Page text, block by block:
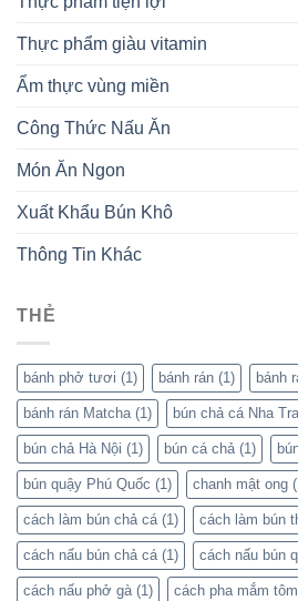
Thực phẩm giàu vitamin
Ẩm thực vùng miền
Công Thức Nấu Ăn
Món Ăn Ngon
Xuất Khẩu Bún Khô
Thông Tin Khác
THẺ
bánh phở tươi (1) bánh rán (1) bánh
bánh rán Matcha(1) bún chả cá Nha
bún chả Hà Nội (1) bún cá chả(1)
bún quậy Phú Quốc (1) chanh mật ong
cách làm bún chả cá(1) cách làm bún
cách nấu bún chả cá(1) cách nấu bún
cách nấu phở gà(1) cách pha mắm